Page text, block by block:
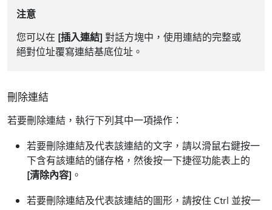
注意
您可以在 [插入連結] 對話方塊中，使用連結的完整或
絕對位址覆寫連結基底位址。
刪除連結
若要刪除連結，執行下列其中一項操作：
若要刪除連結及代表該連結的文字，請以滑鼠右鍵按一
下含有該連結的儲存格，然後按一下捷徑功能表上的
[清除內容] 。
若要刪除連結及代表該連結的圖形，請按住 Ctrl 並按一